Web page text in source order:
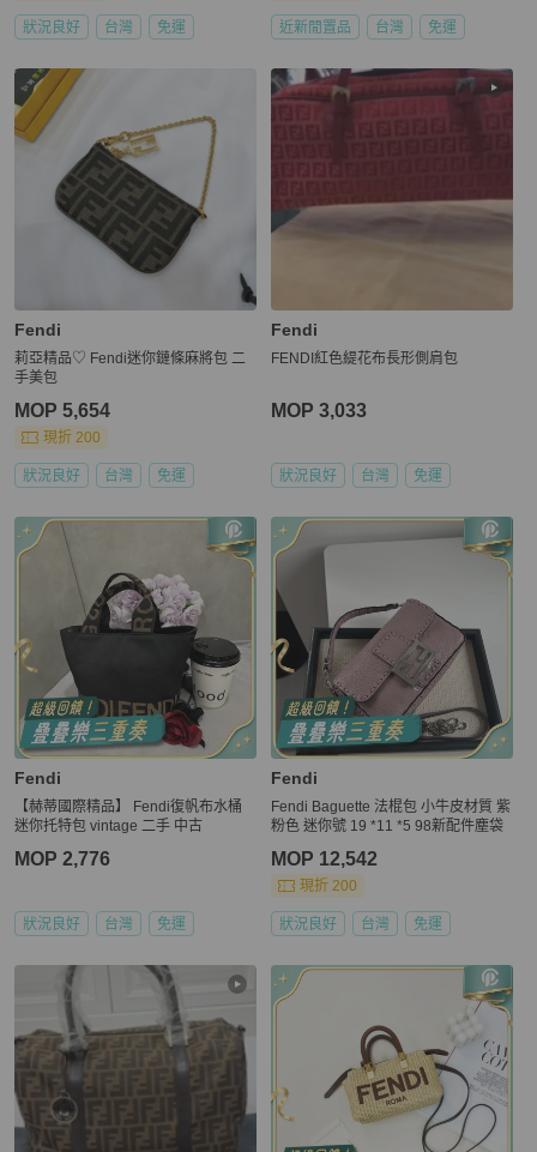
狀況良好 台灣 免運 近新閒置品 台灣 免運
Fendi
莉亞精品♡ Fendi迷你鏈條麻將包 二
手美包
MOP 5,654
現折 200
狀況良好 台灣 免運
Fendi
FENDI紅色緹花布長形側肩包
MOP 3,033
狀況良好 台灣 免運
Fendi
【赫蒂國際精品】 Fendi復帆布水桶
迷你托特包 vintage 二手 中古
MOP 2,776
狀況良好 台灣 免運
Fendi
Fendi Baguette 法棍包 小牛皮材質 紫
粉色 迷你號 19 *11 *5 98新配件塵袋
MOP 12,542
現折 200
狀況良好 台灣 免運